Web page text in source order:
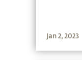
Jan 2, 2023